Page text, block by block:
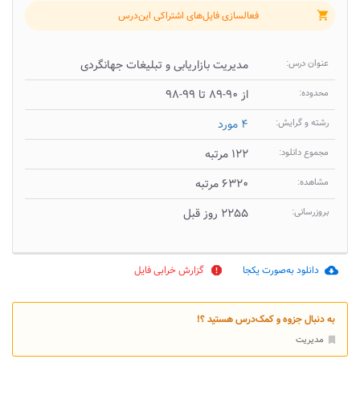
shopping_cart فعالسازی فایل‌های اشتراکی این‌درس
عنوان درس: مدیریت بازاریابی و تبلیغات جهانگردی
محدوده: از ۹۰-۸۹ تا ۹۹-۹۸
رشته و گرایش: ۴ مورد
مجموع دانلود: ۱۲۲ مرتبه
مشاهده: ۶۳۲۰ مرتبه
بروزرسانی: ۲۲۵۵ روز قبل
cloud_download دانلود به‌صورت یکجا report گزارش خرابی فایل
به دنبال جزوه و کمک‌درس هستید ؟!
مدیریت